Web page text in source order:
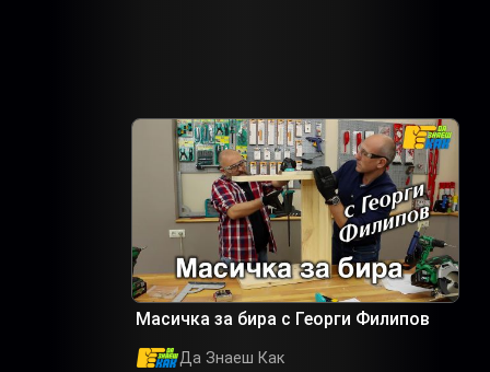
Масичка за бира с Георги Филипов
Да Знаеш Как